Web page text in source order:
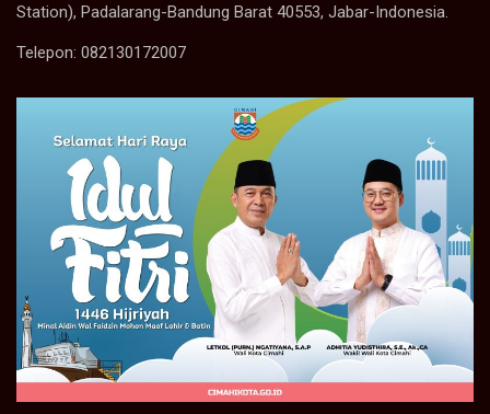
Station), Padalarang-Bandung Barat 40553, Jabar-Indonesia.
Telepon: 082130172007